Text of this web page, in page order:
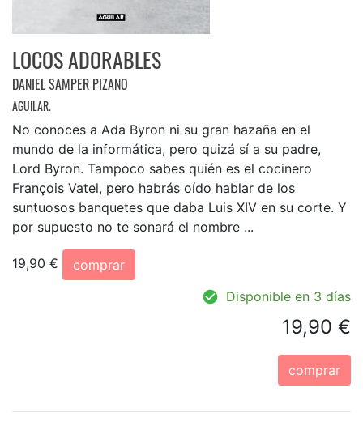
LOCOS ADORABLES
DANIEL SAMPER PIZANO
AGUILAR.
No conoces a Ada Byron ni su gran hazaña en el
mundo de la informática, pero quizá sí a su padre,
Lord Byron. Tampoco sabes quién es el cocinero
François Vatel, pero habrás oído hablar de los
suntuosos banquetes que daba Luis XIV en su corte. Y
por supuesto no te sonará el nombre ...
19,90 €
comprar
Disponible en 3 días
19,90 €
comprar